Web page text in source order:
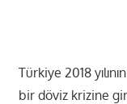
Türkiye 2018
bir döviz krizine